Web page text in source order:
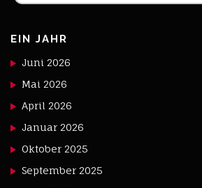
EIN JAHR
Juni 2026
Mai 2026
April 2026
Januar 2026
Oktober 2025
September 2025